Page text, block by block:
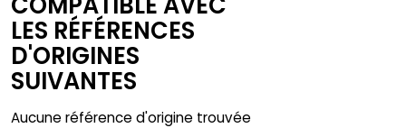
LES RÉFÉRENCES
D'ORIGINES
SUIVANTES
Aucune référence d'origine trouvée